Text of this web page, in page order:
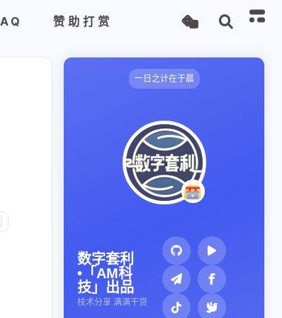
赞助打赏
一日之计在于晨
数字套利
•「AM科
技」出品
技术分享 满满干货